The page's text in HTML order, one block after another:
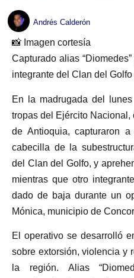
Andrés Calderón
📸 Imagen cortesía
Capturado alias
integrante del Clan del
En la madrugada del
tropas del Ejército Nacional,
de Antioquia, capturaron a
cabecilla de la
del Clan del Golfo, y
mientras que otro
dado de baja durante un
Mónica, municipio de
El operativo se desarrolló
sobre extorsión, violencia y
la región. Alias